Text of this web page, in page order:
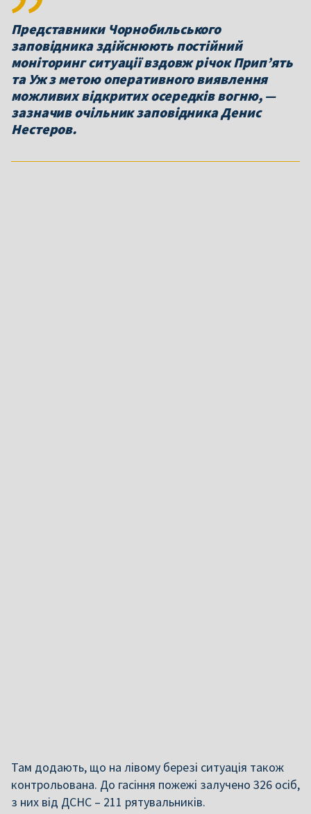
Представники Чорнобильського
заповідника здійснюють постійний
моніторинг ситуації вздовж річок Прип’ять
та Уж з метою оперативного виявлення
можливих відкритих осередків вогню, —
зазначив очільник заповідника Денис
Нестеров.
Там додають, що на лівому березі ситуація також
контрольована. До гасіння пожежі залучено 326 осіб,
з них від ДСНС – 211 рятувальників.